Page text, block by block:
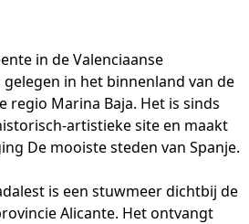
in de Valenciaanse
gelegen in het binnenland van de
regio Marina Baja. Het is sinds
artistieke site en maakt
De mooiste steden van Spanje.
is een stuwmeer dichtbij de
Alicante. Het ontvangt